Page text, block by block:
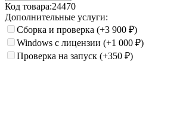
Код товара:24470
Дополнительные услуги:
Сборка и проверка (+3 900 ₽)
Windows с лицензии (+1 000 ₽)
Проверка на запуск (+350 ₽)